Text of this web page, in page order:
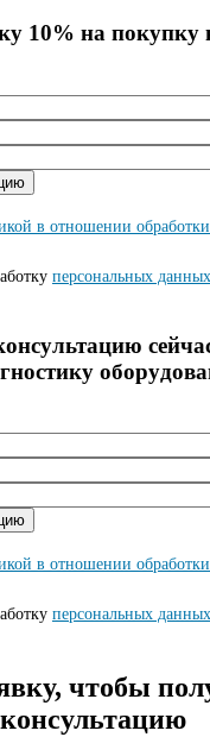
10% на покупку
в отношении
персональных данных.
в отношении
персональных
чтобы